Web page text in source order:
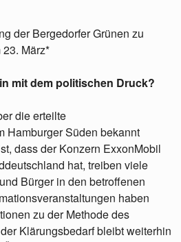
der Bergedorfer Grünen zu
März*
mit dem politischen Druck?
die erteilte
Hamburger Süden bekannt
dass der Konzern ExxonMobil
hat, treiben viele
Bürger in den betroffenen
haben
zu der Methode des
Klärungsbedarf bleibt weiterhin